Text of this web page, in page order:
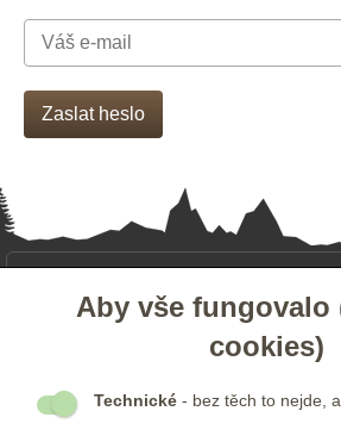
Aby vše fungovalo
cookies)
Technické - bez těch to nejde,
- NEWSLETTER